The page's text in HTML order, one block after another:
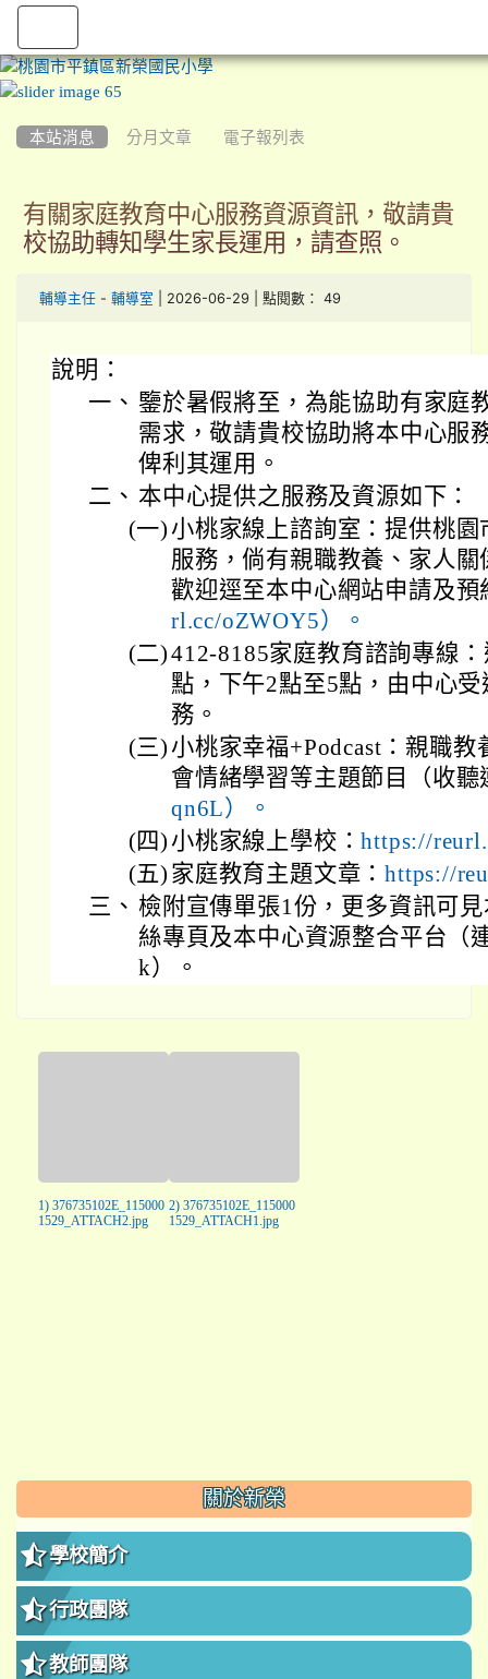
本站消息 分月文章 電子報列表
有關家庭教育中心服務資源資訊，敬請貴
校協助轉知學生家長運用，請查照。
輔導主任 - 輔導室 | 2026-06-29 | 點閱數： 49
說明：
一、 鑒於暑假將至，為能協助有家庭
需求，敬請貴校協助將本中心服
俾利其運用。
二、 本中心提供之服務及資源如下：
(一)小桃家線上諮詢室：提供桃
服務，倘有親職教養、家人
歡迎逕至本中心網站申請及
rl.cc/oZWOY5）。
(二)412-8185家庭教育諮詢專線
點，下午2點至5點，由中心
務。
(三)小桃家幸福+Podcast：親職
會情緒學習等主題節目（收聽
qn6L）。
(四)小桃家線上學校：https://
(五) 家庭教育主題文章：https://
三、 檢附宣傳單張1份，更多資訊可
絲專頁及本中心資源整合平台（
k）。
1) 376735102E_115000
1529_ATTACH2.jpg
2) 376735102E_115000
1529_ATTACH1.jpg
::: 關於新榮
學校簡介
行政團隊
教師團隊